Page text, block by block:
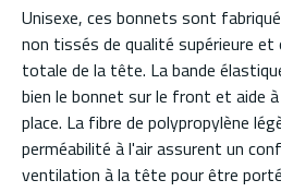
Unisexe, ces bonnets sont
non tissés de qualité supérieure
totale de la tête. La bande
bien le bonnet sur le front et aide
place. La fibre de polypropylène
perméabilité à l'air assurent un
ventilation à la tête pour être